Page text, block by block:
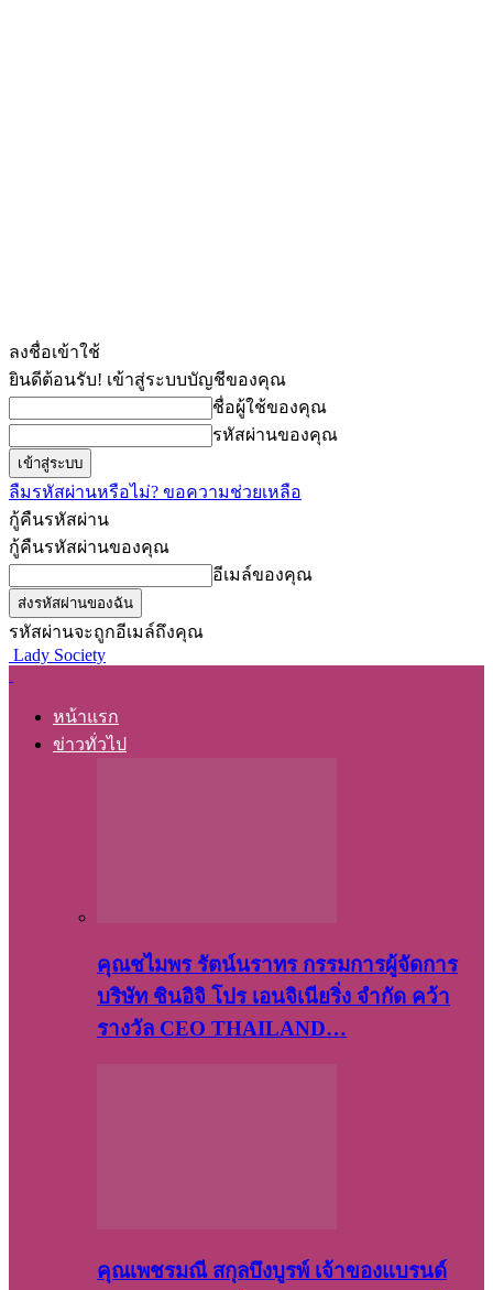
ลงชื่อเข้าใช้
ยินดีต้อนรับ! เข้าสู่ระบบบัญชีของคุณ
ชื่อผู้ใช้ของคุณ
รหัสผ่านของคุณ
ลืมรหัสผ่านหรือไม่? ขอความช่วยเหลือ
กู้คืนรหัสผ่าน
กู้คืนรหัสผ่านของคุณ
อีเมล์ของคุณ
รหัสผ่านจะถูกอีเมล์ถึงคุณ
Lady Society
หน้าแรก
ข่าวทั่วไป
คุณชไมพร​ รัตน์​นรา​ทร​ กรรมการ​ผู้จัดการ
บริษัท​ ชินอิจิ​ โปร​ เอน​จิเนีย​ริ่ง​ จำกัด คว้า
รางวัล CEO THAILAND…
คุณเพชรมณี สกุลบึงบูรพ์ เจ้าของแบรนด์